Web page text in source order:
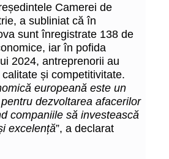
Camerei de
a subliniat că în
sunt înregistrate 138 de
iar în pofida
2024, antreprenorii au
și competitivitate.
europeană este un
dezvoltarea afacerilor
companiile să investească
excelență”, a declarat